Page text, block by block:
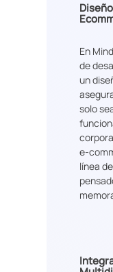
En
de
un
solo
e-
línea